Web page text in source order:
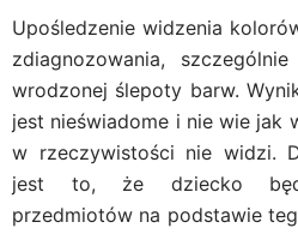
Upośledzenie widzenia
zdiagnozowania,
wrodzonej ślepoty barw.
jest nieświadome i nie wie jak
w rzeczywistości nie widzi.
jest to, że dziecko
przedmiotów na podstawie